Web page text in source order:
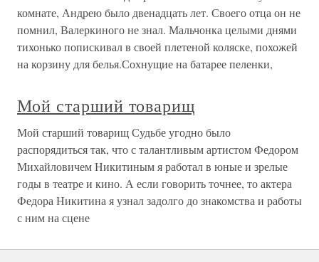
комнате, Андрею было двенадцать лет. Своего отца он не
помнил, Валеркиного не знал. Мальчонка целыми днями
тихонько попискивал в своей плетеной коляске, похожей
на корзину для белья.Сохнущие на батарее пеленки,
Мой старший товарищ
Мой старший товарищ Судьбе угодно было
распорядиться так, что с талантливым артистом Федором
Михайловичем Никитиным я работал в юные и зрелые
годы в театре и кино. А если говорить точнее, то актера
Федора Никитина я узнал задолго до знакомства и работы
с ним на сцене